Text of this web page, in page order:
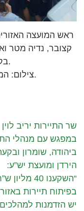
ראש המועצה
קצובר, נדיה מטר
בקניון בצומת הגוש.
צילום: המועצה האזורית גוש עציון.
שר התיירות יריב לוין
במפגש עם מנהלי
ביהודה, שומרון
הירדן ומועצת יש”ע:
“השקענו 40 מליון
בפיתוח תיירות
יש הזדמנות למהלכים